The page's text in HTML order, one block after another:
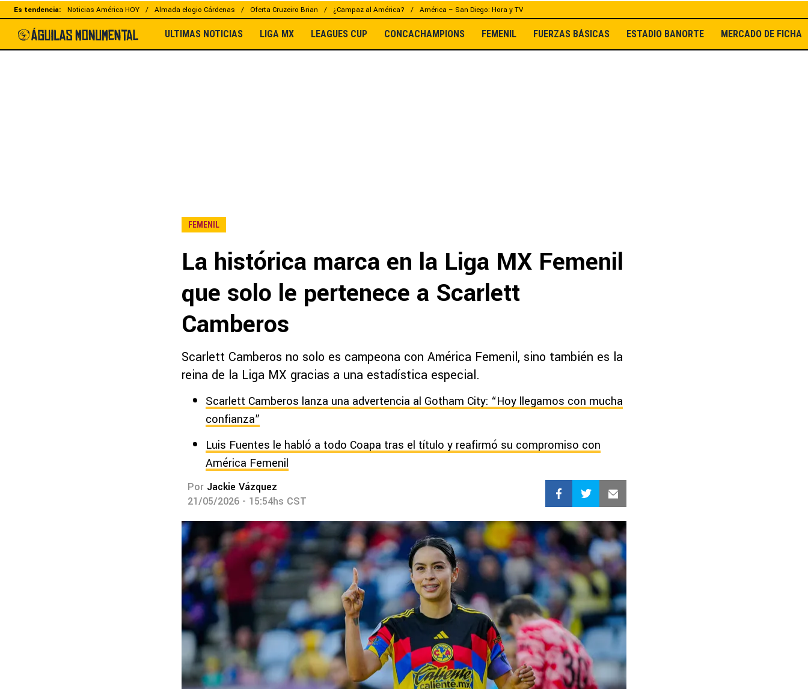
Es tendencia: Noticias América HOY Almada elogio Cárdenas Oferta Cruzeiro Brian ¿Campaz al América? América – San Diego: Hora y TV
ULTIMAS NOTICIAS LIGA MX LEAGUES CUP CONCACHAMPIONS FEMENIL FUERZAS BÁSICAS ESTADIO BANORTE MERCADO DE
FEMENIL
La histórica marca en la Liga MX Femenil
que solo le pertenece a Scarlett
Camberos
Scarlett Camberos no solo es campeona con América Femenil, sino también es la
reina de la Liga MX gracias a una estadística especial.
Scarlett Camberos lanza una advertencia al Gotham City: “Hoy llegamos con mucha
confianza”
Luis Fuentes le habló a todo Coapa tras el título y reafirmó su compromiso con
América Femenil
Por Jackie Vázquez
21/05/2026 - 15:54hs CST